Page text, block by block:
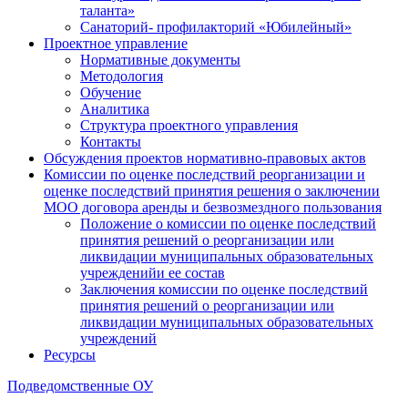
таланта»
Санаторий- профилакторий «Юбилейный»
Проектное управление
Нормативные документы
Методология
Обучение
Аналитика
Структура проектного управления
Контакты
Обсуждения проектов нормативно-правовых актов
Комиссии по оценке последствий реорганизации и
оценке последствий принятия решения о заключении
МОО договора аренды и безвозмездного пользования
Положение о комиссии по оценке последствий
принятия решений о реорганизации или
ликвидации муниципальных образовательных
учрежденийи ее состав
Заключения комиссии по оценке последствий
принятия решений о реорганизации или
ликвидации муниципальных образовательных
учреждений
Ресурсы
Подведомственные ОУ